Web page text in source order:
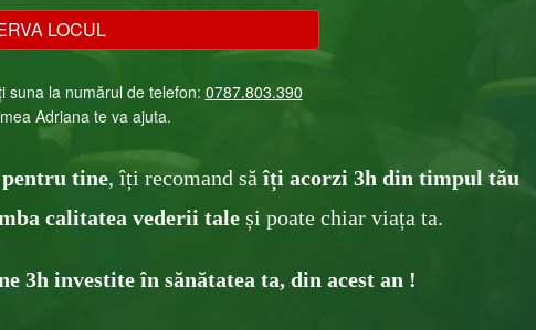
suna la numărul de telefon: 0787 .803.39 0
Adriana te va ajuta.
pentru tine, îți recomand săîți acorzi 3h din timpul tău
calitatea vederii tale și poate chiar viața ta .
3h investite în sănătatea ta, din acest an !